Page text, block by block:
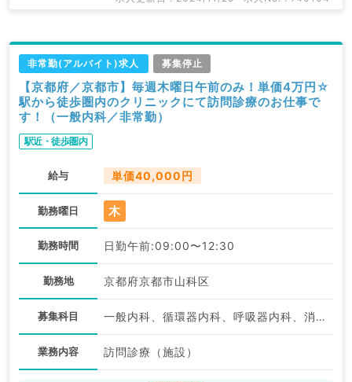
非常勤(アルバイト)求人 募集停止
【京都府／京都市】毎週木曜日午前のみ！単価4万円☆
駅から徒歩圏内のクリニックにて訪問診療のお仕事で
す！（一般内科／非常勤）
駅近・徒歩圏内
給与 単価40,000円
勤務曜日 木
勤務時間 日勤午前:09:00〜12:30
勤務地 京都府京都市山科区
募集科目 一般内科、循環器内科、呼吸器内科、消化器内科、内分泌・代謝内科
業務内容 訪問診療（施設）